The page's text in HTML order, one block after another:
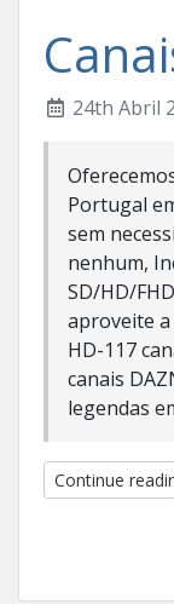
24th Abril
Portugal
sem
nenhum,
SD/HD/
aproveite a
HD-117
canais
legendas
Continue